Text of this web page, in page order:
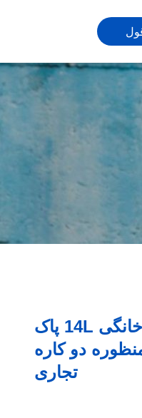
ماشین لباسشویی قطعات دقیق خانگی 14L پاک
دو کاره
تجاری